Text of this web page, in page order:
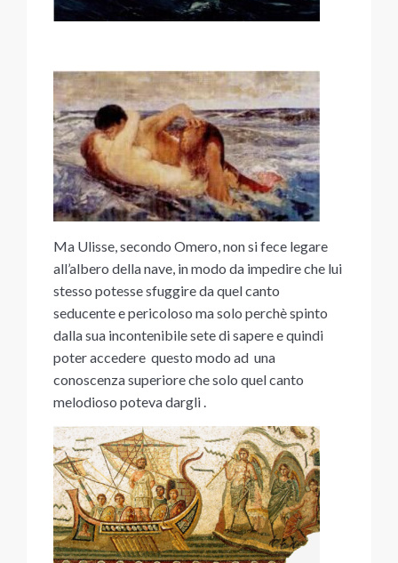
Ma Ulisse, secondo Omero, non si fece legare
all’albero della nave, in modo da impedire che lui
stesso potesse sfuggire da quel canto
seducente e pericoloso ma solo perchè spinto
dalla sua incontenibile sete di sapere e quindi
poter accedere questo modo ad una
conoscenza superiore che solo quel canto
melodioso poteva dargli .